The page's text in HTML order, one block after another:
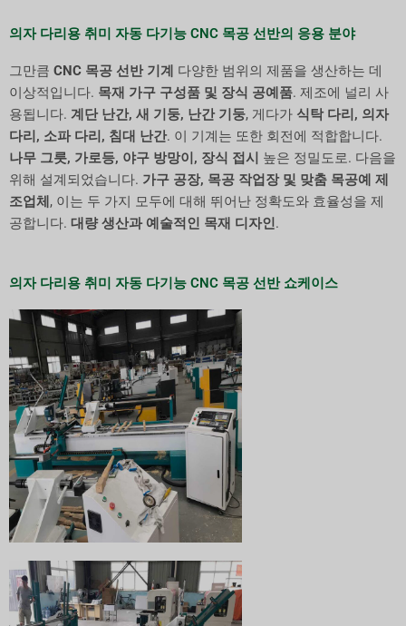
의자 다리용 취미 자동 다기능 CNC 목공 선반의 응용 분야
그만큼 CNC 목공 선반 기계 다양한 범위의 제품을 생산하는 데
이상적입니다. 목재 가구 구성품 및 장식 공예품. 제조에 널리 사
용됩니다. 계단 난간, 새 기둥, 난간 기둥, 게다가 식탁 다리, 의자
다리, 소파 다리, 침대 난간. 이 기계는 또한 회전에 적합합니다.
나무 그릇, 가로등, 야구 방망이, 장식 접시 높은 정밀도로. 다음을
위해 설계되었습니다. 가구 공장, 목공 작업장 및 맞춤 목공예 제
조업체 , 이는 두 가지 모두에 대해 뛰어난 정확도와 효율성을 제
공합니다. 대량 생산과 예술적인 목재 디자인.
의자 다리용 취미 자동 다기능 CNC 목공 선반 쇼케이스